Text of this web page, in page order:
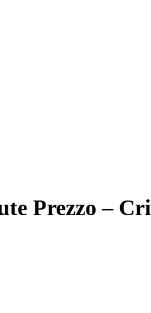
Prezzo –